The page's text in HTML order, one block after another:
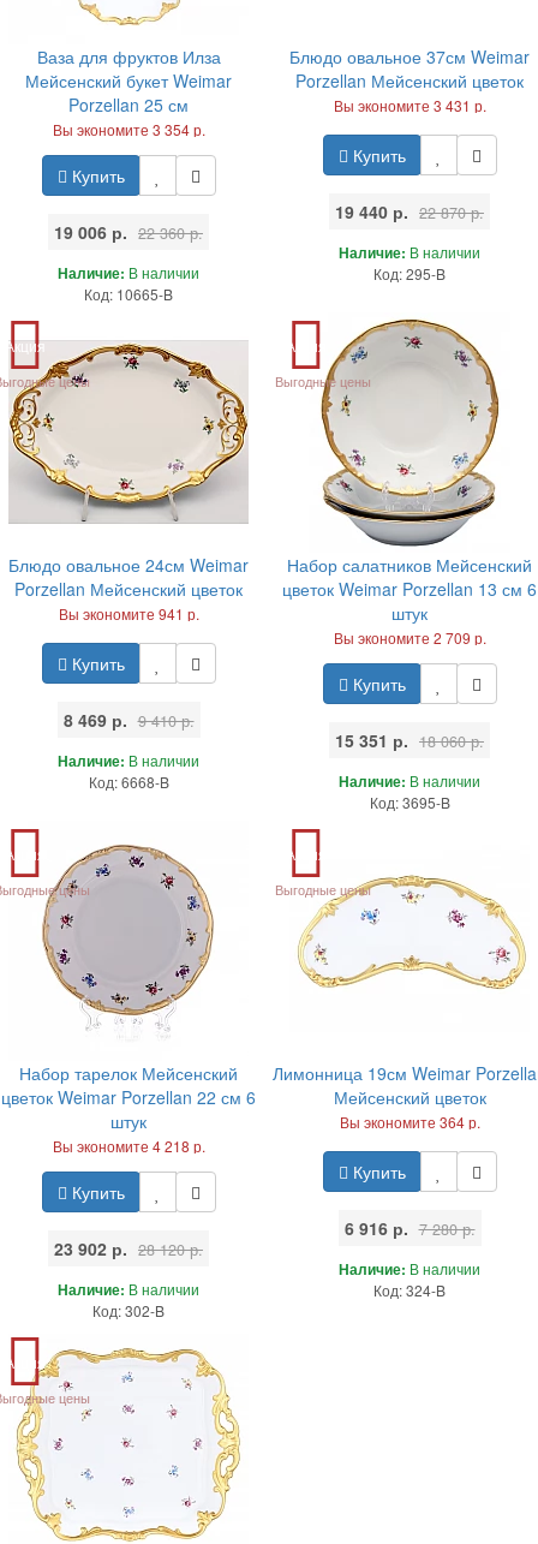
Ваза для фруктов Илза
Мейсенский букет Weimar
Porzellan 25 см
Вы экономите 3 354 р.
Купить
19 006 р. 22 360 р.
Наличие: В наличии
Код: 10665-B
Блюдо овальное 37см Weimar
Porzellan Мейсенский цветок
Вы экономите 3 431 р.
Купить
19 440 р. 22 870 р.
Наличие: В наличии
Код: 295-B
Акция
цены
Блюдо овальное 24см Weimar
Porzellan Мейсенский цветок
Вы экономите 941 р.
Купить
8 469 р. 9 410 р.
Наличие: В наличии
Код: 6668-B
Акция
Выгодные цены
Набор салатников Мейсенский
цветок Weimar Porzellan 13 см 6
штук
Вы экономите 2 709 р.
Купить
15 351 р. 18 060 р.
Наличие: В наличии
Код: 3695-B
Акция
цены
Набор тарелок Мейсенский
цветок Weimar Porzellan 22 см 6
штук
Вы экономите 4 218 р.
Купить
23 902 р. 28 120 р.
Наличие: В наличии
Код: 302-B
Акция
Выгодные цены
Лимонница 19см Weimar
Мейсенский цветок
Вы экономите 364 р.
Купить
6 916 р. 7 280 р.
Наличие: В наличии
Код: 324-B
Акция
цены